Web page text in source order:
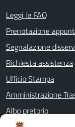
Leggi le FAQ
Prenotazione
Segnalazione
Richiesta assistenza
Ufficio Stampa
Amministrazione
Albo pretorio